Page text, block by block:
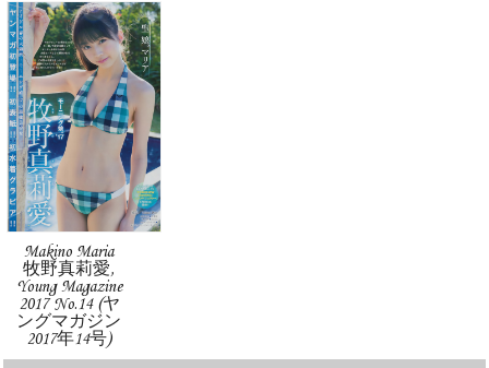
Makino Maria
牧野真莉愛,
Young Magazine
2017 No.14 (ヤ
ングマガジン
2017年14号)